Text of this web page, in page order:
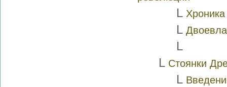
L
L
L
L Стоянки
L